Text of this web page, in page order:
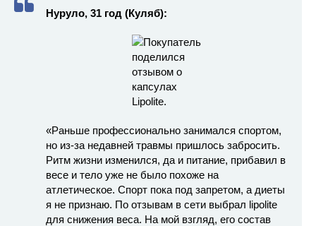
Нуруло, 31 год (Куляб):
«Раньше профессионально занимался спортом,
но из-за недавней травмы пришлось забросить.
Ритм жизни изменился, да и питание, прибавил в
весе и тело уже не было похоже на
атлетическое. Спорт пока под запретом, а диеты
я не признаю. По отзывам в сети выбрал lipolite
для снижения веса. На мой взгляд, его состав